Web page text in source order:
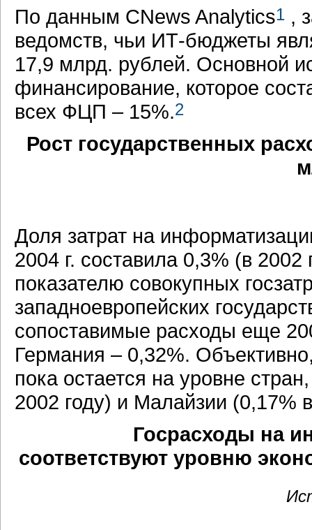
По данным CNews Analytics1 ,
ведомств, чьи ИТ-бюджеты
17,9 млрд. рублей. Основной
финансирование, которое
всех ФЦП – 15%.2
Рост государственных
Доля затрат на
2004 г. составила 0,3% (в
показателю совокупных
западноевропейских
сопоставимые расходы еще
Германия – 0,32%.
пока остается на уровне
2002 году) и Малайзии (0,17%
Госрасходы на
соответствуют уровню